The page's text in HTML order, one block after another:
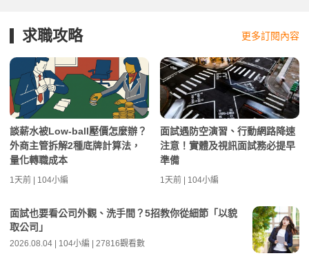
求職攻略 更多訂閱內容
談薪水被Low-ball壓價怎麼辦？
外商主管拆解2種底牌計算法，
量化轉職成本
1天前 | 104小編
面試遇防空演習、行動網路降速
注意！實體及視訊面試務必提早
準備
1天前 | 104小編
面試也要看公司外觀、洗手間？5招教你從細節「以貌
取公司」
2026.08.04 | 104小編 | 27816觀看數